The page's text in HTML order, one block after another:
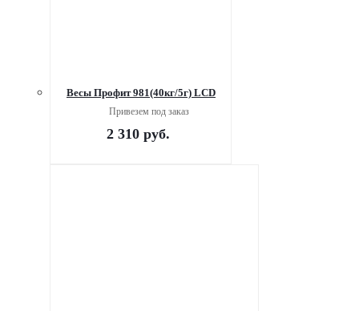
Весы Профит 981(40кг/5г) LCD
Привезем под заказ
2 310 руб.